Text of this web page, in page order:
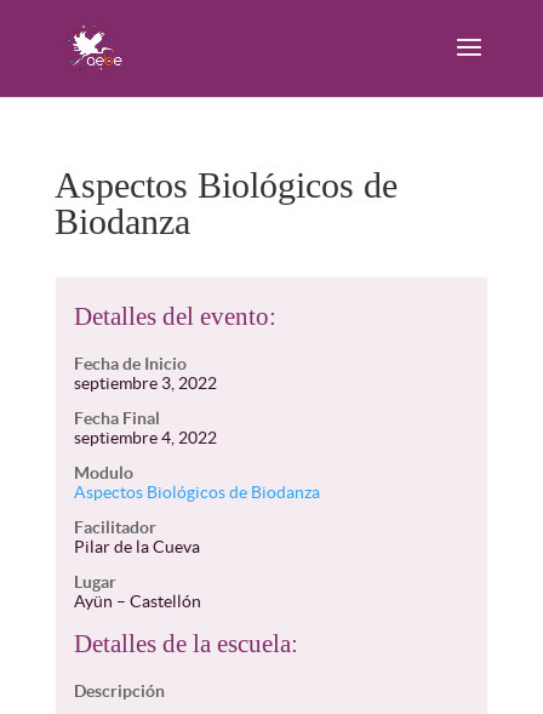
Aspectos Biológicos de
Biodanza
Detalles del evento:
Fecha de Inicio
septiembre 3, 2022
Fecha Final
septiembre 4, 2022
Modulo
Aspectos Biológicos de Biodanza
Facilitador
Pilar de la Cueva
Lugar
Ayün – Castellón
Detalles de la escuela:
Descripción